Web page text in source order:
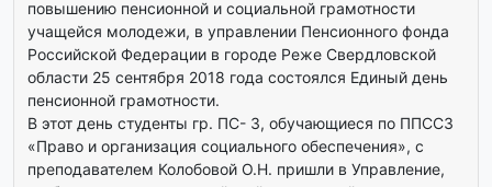
повышению пенсионной и социальной грамотности
учащейся молодежи, в управлении Пенсионного фонда
Российской Федерации в городе Реже Свердловской
области 25 сентября 2018 года состоялся Единый день
пенсионной грамотности.
В этот день студенты гр. ПС- 3, обучающиеся по ППССЗ
«Право и организация социального обеспечения», с
преподавателем Колобовой О.Н. пришли в Управление,